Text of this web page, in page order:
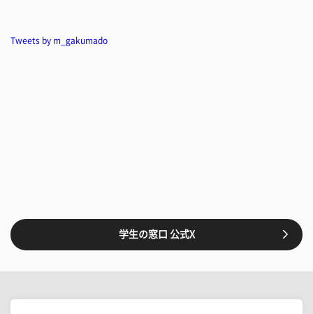
Tweets by m_gakumado
学生の窓口 公式X